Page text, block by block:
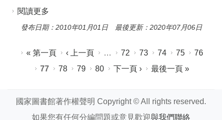
閱讀更多
類，其作者號該如何取；若不分類，其資料又該
發布日期：2010年01月01日 最後更新：2020年07月06日
頁面« 第一頁 ‹ 上一頁 … 72 73 74 75
76
77
78 79 80 下一頁 › 最後一頁 »
國家圖書館著作權聲明 Copyright © All rights reserved.
如果您有任何分編問題或意見歡迎與我們聯絡